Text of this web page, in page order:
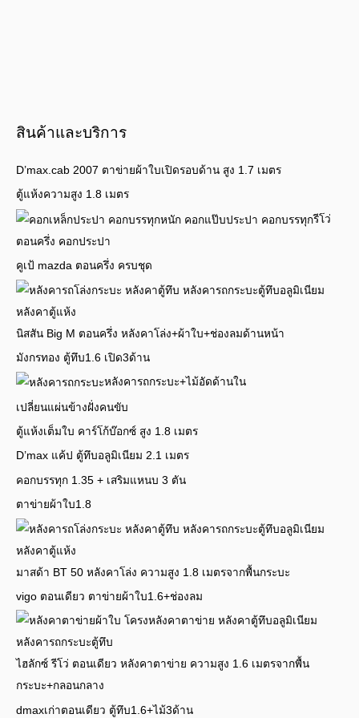
สินค้าและบริการ
D’max.cab 2007 ตาข่ายผ้าใบเปิดรอบด้าน สูง 1.7 เมตร
ตู้แห้งความสูง 1.8 เมตร
รีโว่
ตอนครึ่ง คอกประปา
คูเป้ mazda ตอนครึ่ง ครบชุด
นิสสัน Big M ตอนครึ่ง หลังคาโล่ง+ผ้าใบ+ช่องลมด้านหน้า
มังกรทอง ตู้ทึบ1.6 เปิด3ด้าน
หลังคารถกระบะ+ไม้อัดด้านใน
เปลี่ยนแผ่นข้างฝั่งคนขับ
ตู้แห้งเต็มใบ คาร์โก้บ๊อกซ์ สูง 1.8 เมตร
D’max แค้ป ตู้ทึบอลูมิเนียม 2.1 เมตร
คอกบรรทุก 1.35 + เสริมแหนบ 3 ตัน
ตาข่ายผ้าใบ1.8
มาสด้า BT 50 หลังคาโล่ง ความสูง 1.8 เมตรจากพื้นกระบะ
vigo ตอนเดียว ตาข่ายผ้าใบ1.6+ช่องลม
ไฮลักซ์ รีโว่ ตอนเดียว หลังคาตาข่าย ความสูง 1.6 เมตรจากพื้น
กระบะ+กลอนกลาง
dmaxเก่าตอนเดียว ตู้ทึบ1.6+ไม้3ด้าน